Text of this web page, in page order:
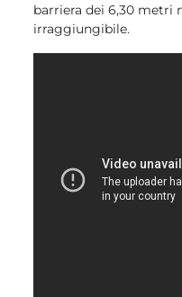
barriera dei 6,30 metri
irraggiungibile.